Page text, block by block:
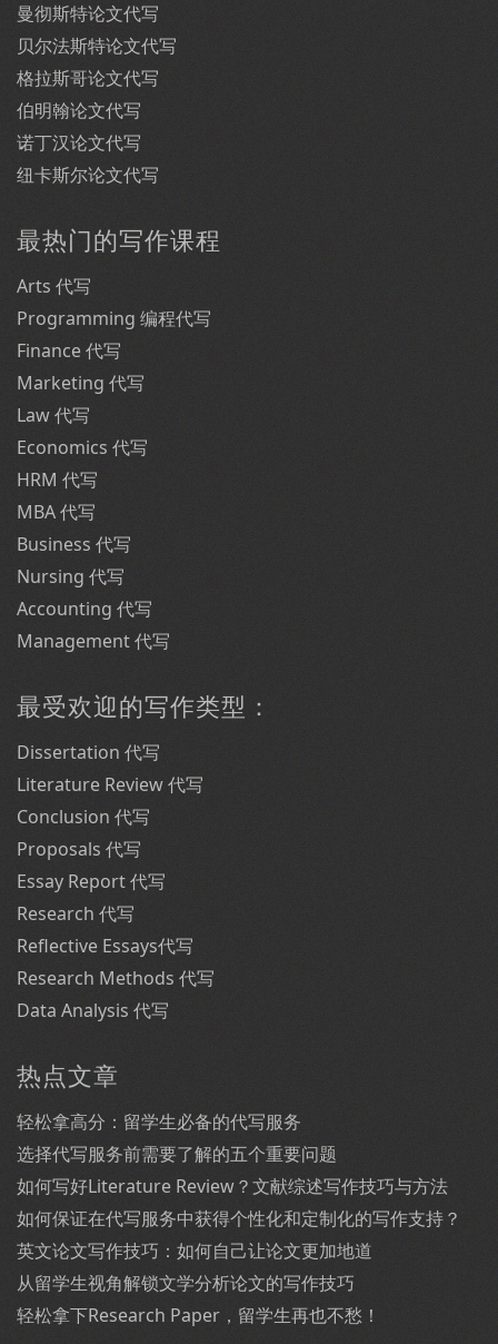
曼彻斯特论文代写
贝尔法斯特论文代写
格拉斯哥论文代写
伯明翰论文代写
诺丁汉论文代写
纽卡斯尔论文代写
最热门的写作课程
Arts 代写
Programming 编程代写
Finance 代写
Marketing 代写
Law 代写
Economics 代写
HRM 代写
MBA 代写
Business 代写
Nursing 代写
Accounting 代写
Management 代写
最受欢迎的写作类型：
Dissertation 代写
Literature Review 代写
Conclusion 代写
Proposals 代写
Essay Report 代写
Research 代写
Reflective Essays代写
Research Methods 代写
Data Analysis 代写
热点文章
轻松拿高分：留学生必备的代写服务
选择代写服务前需要了解的五个重要问题
如何写好Literature Review？文献综述写作技巧与方法
如何保证在代写服务中获得个性化和定制化的写作支持？
英文论文写作技巧：如何自己让论文更加地道
从留学生视角解锁文学分析论文的写作技巧
轻松拿下Research Paper，留学生再也不愁！